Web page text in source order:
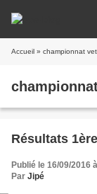
Accueil » championnat
Résultats
Publié le 16/09/2016
Par Jipé